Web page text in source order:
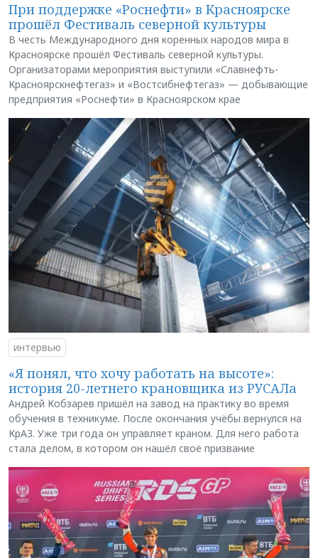
При поддержке «Роснефти» в Красноярске
прошёл Фестиваль северной культуры
В честь Международного дня коренных народов мира в
Красноярске прошёл Фестиваль северной культуры.
Организаторами мероприятия выступили «Славнефть-
Красноярскнефтегаз» и «Востсибнефтегаз» — добывающие
предприятия «Роснефти» в Красноярском крае
интервью
«Я понял, что хочу работать на высоте»:
история 20-летнего крановщика из РУСАЛа
Андрей Кобзарев пришёл на завод на практику во время
обучения в техникуме. После окончания учёбы вернулся на
КрАЗ. Уже три года он управляет краном. Для него работа
стала делом, в котором он нашёл своё призвание